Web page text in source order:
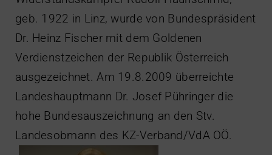
geb. 1922 in Linz, wurde von Bundespräsident
Dr. Heinz Fischer mit dem Goldenen
Verdienstzeichen der Republik Österreich
ausgezeichnet. Am 19.8.2009 überreichte
Landeshauptmann Dr. Josef Pühringer die
hohe Bundesauszeichnung an den Stv.
Landesobmann des KZ-Verband/VdA OÖ.